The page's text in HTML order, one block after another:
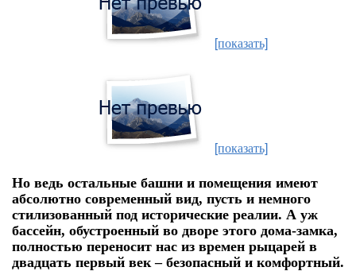
[показать]
[показать]
Но ведь остальные башни и помещения имеют
абсолютно современный вид, пусть и немного
стилизованный под исторические реалии. А уж
бассейн, обустроенный во дворе этого дома-замка,
полностью переносит нас из времен рыцарей в
двадцать первый век – безопасный и комфортный.